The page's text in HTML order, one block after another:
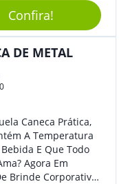
Em Eventos,
Corporativas Ou Até
Presentear
E Parceiros De
Confira!
DE METAL
Caneca Prática,
A Temperatura
E Que Todo
Agora Em
Brinde Corporativo